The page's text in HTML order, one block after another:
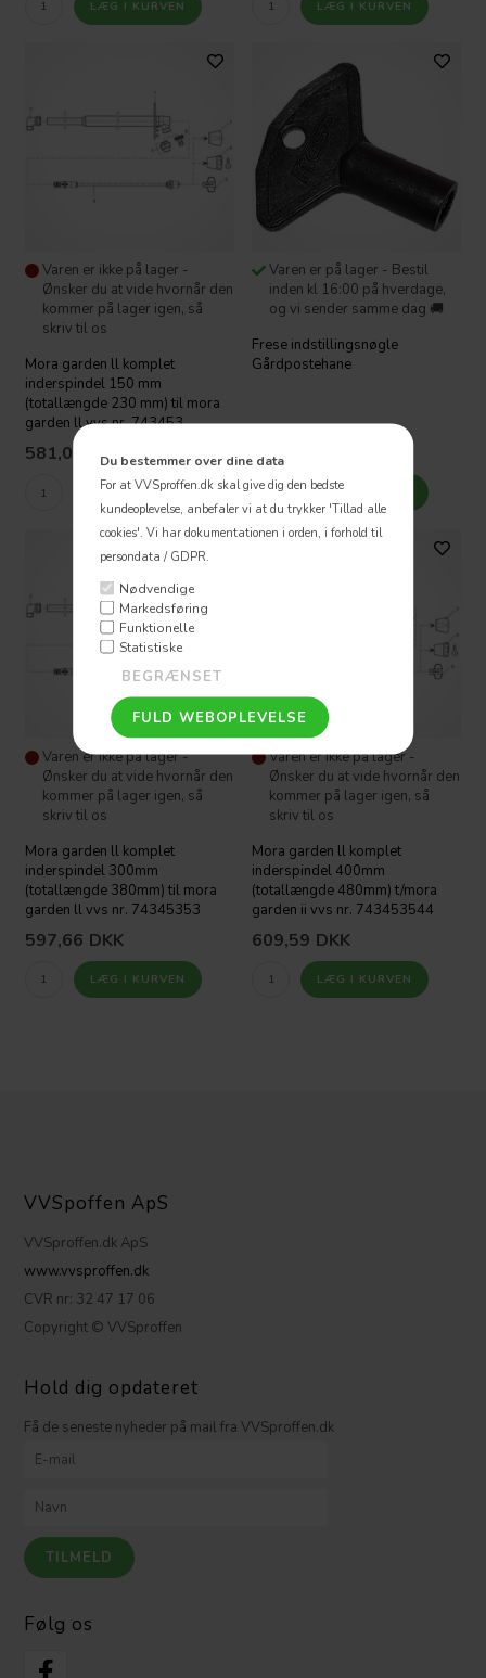
Du bestemmer over dine data
For at VVSproffen.dk skal give dig den bedste
kundeoplevelse, anbefaler vi at du trykker 'Tillad alle
cookies'. Vi har dokumentationen i orden, i forhold til
persondata / GDPR.
Nødvendige
Markedsføring
Funktionelle
Statistiske
Varen er ikke på lager -
Ønsker du at vide hvornår den
kommer på lager igen, så
skriv til os
Mora garden ll komplet
inderspindel 150 mm
(totallængde 230 mm) til mora
garden ll vvs nr. 743453
581,06 DKK
Varen er på lager - Bestil
inden kl 16:00 på hverdage,
og vi sender samme dag 🚚
Frese indstillingsnøgle
Gårdpostehane
77,78
Varen er ikke på lager -
Ønsker du at vide hvornår den
kommer på lager igen, så
skriv til os
Mora garden ll komplet
inderspindel 300mm
(totallængde 380mm) til mora
garden ll vvs nr. 74345353
597,66 DKK
Varen er ikke på lager -
Ønsker du at vide hvornår den
kommer på lager igen, så
skriv til os
Mora garden ll komplet
inderspindel 400mm
(totallængde 480mm) t/mora
garden ii vvs nr. 743453544
609,59 DKK
VVSpoffen ApS
VVSproffen.dk ApS
www.vvsproffen.dk
CVR nr: 32 47 17 06
Copyright © VVSproffen
Hold dig opdateret
Få de seneste nyheder på mail fra VVSproffen.dk
Følg os